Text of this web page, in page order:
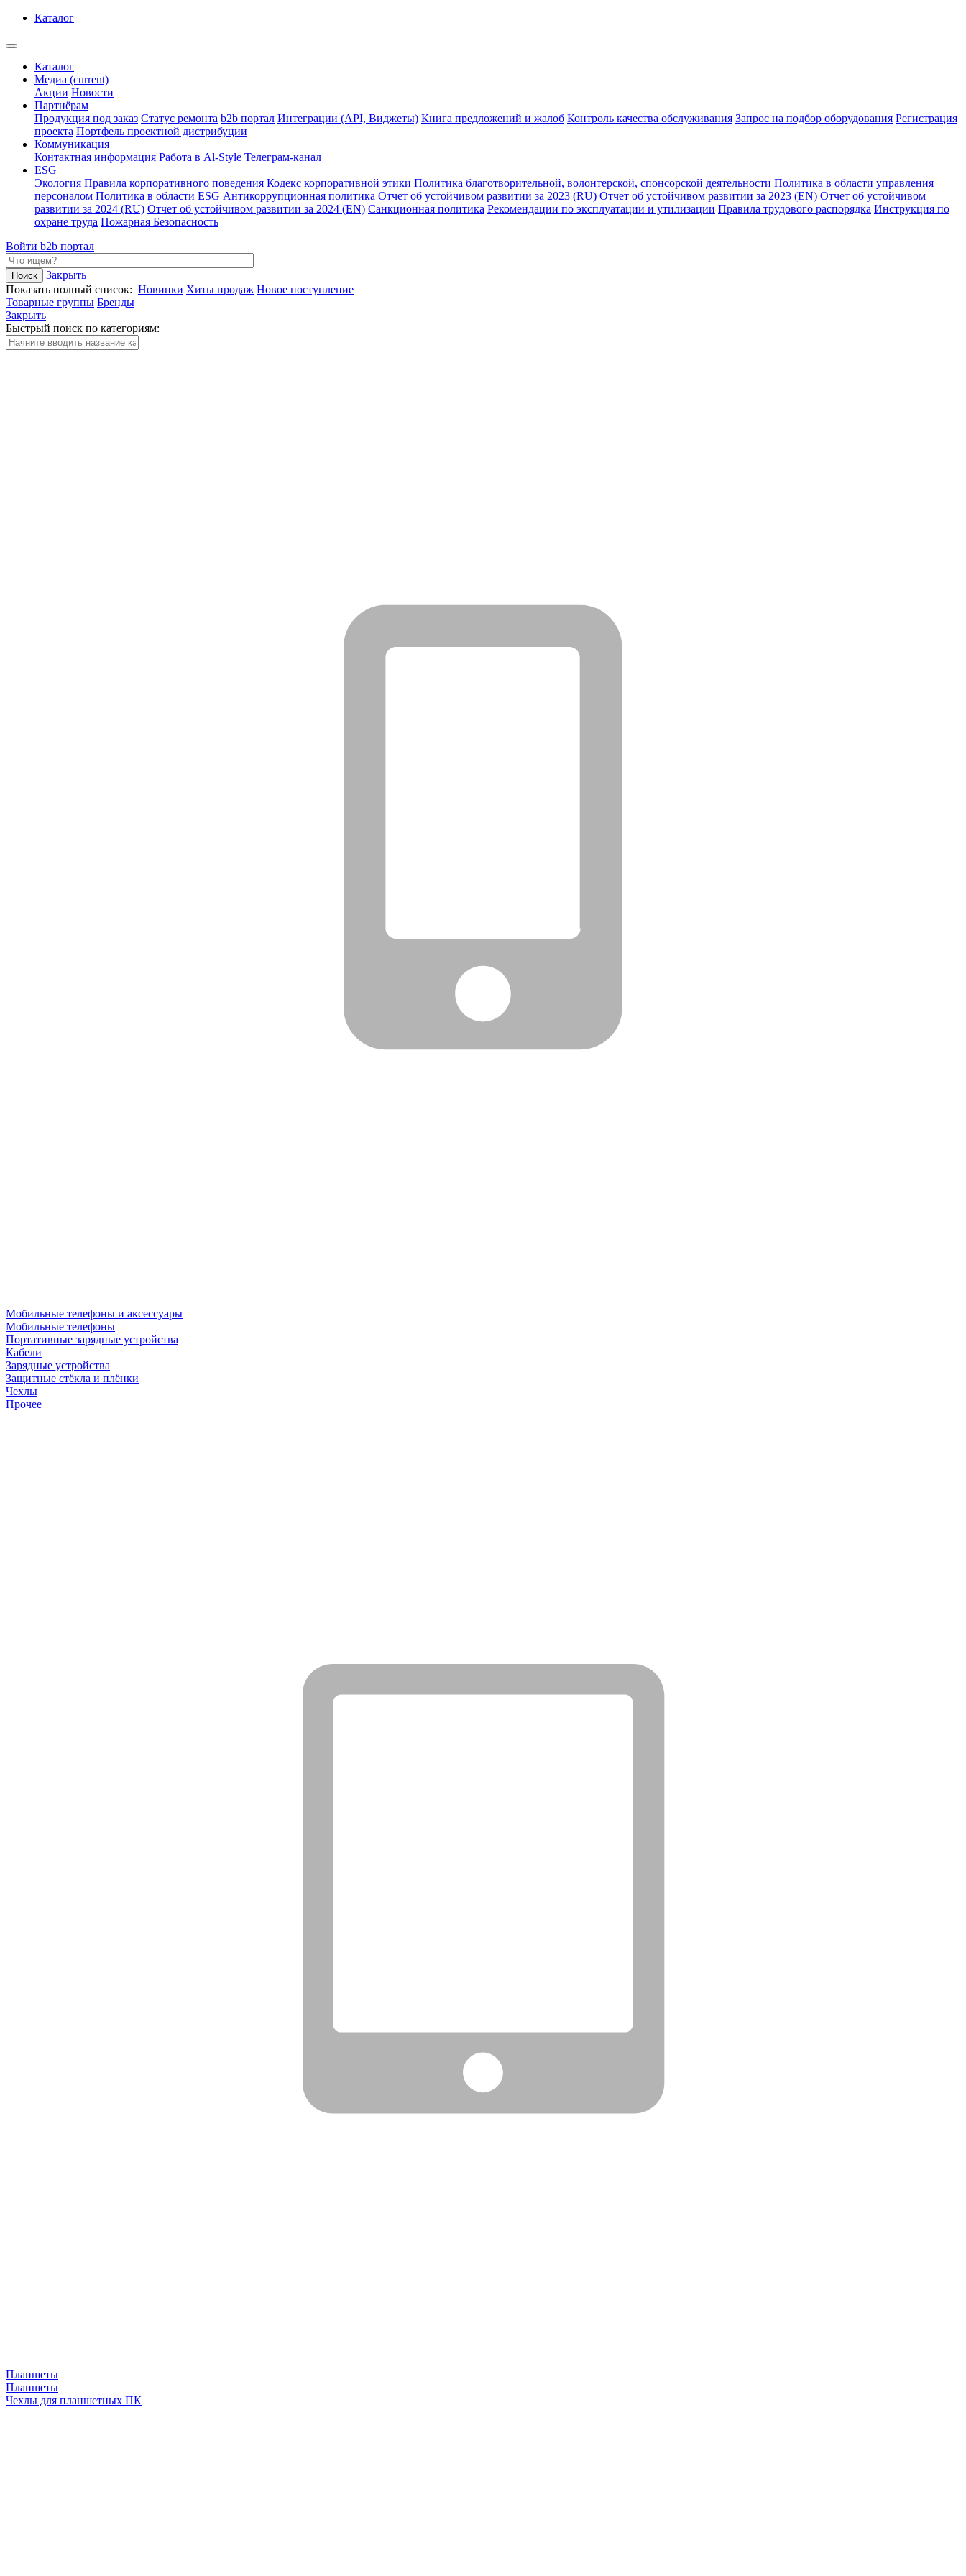
Каталог
Каталог
Медиа (current)
Акции Новости
Партнёрам
Продукция под заказ Статус ремонта b2b портал Интеграции (API, Виджеты) Книга предложений и жалоб Контроль качества обслуживания Запрос на подбор оборудования Регистрация
проекта Портфель проектной дистрибуции
Коммуникация
Контактная информация Работа в Al-Style Телеграм-канал
ESG
Экология Правила корпоративного поведения Кодекс корпоративной этики Политика благотворительной, волонтерской, спонсорской деятельности Политика в области управления
персоналом Политика в области ESG Антикоррупционная политика Отчет об устойчивом развитии за 2023 (RU) Отчет об устойчивом развитии за 2023 (EN) Отчет об устойчивом
развитии за 2024 (RU) Отчет об устойчивом развитии за 2024 (EN) Санкционная политика Рекомендации по эксплуатации и утилизации Правила трудового распорядка Инструкция по
охране труда Пожарная Безопасность
Войти b2b портал
Закрыть
Показать полный список: Новинки Хиты продаж Новое поступление
Товарные группы Бренды
Закрыть
Быстрый поиск по категориям:
Мобильные телефоны и аксессуары
Мобильные телефоны
Портативные зарядные устройства
Кабели
Зарядные устройства
Защитные стёкла и плёнки
Чехлы
Прочее
Планшеты
Планшеты
Чехлы для планшетных ПК